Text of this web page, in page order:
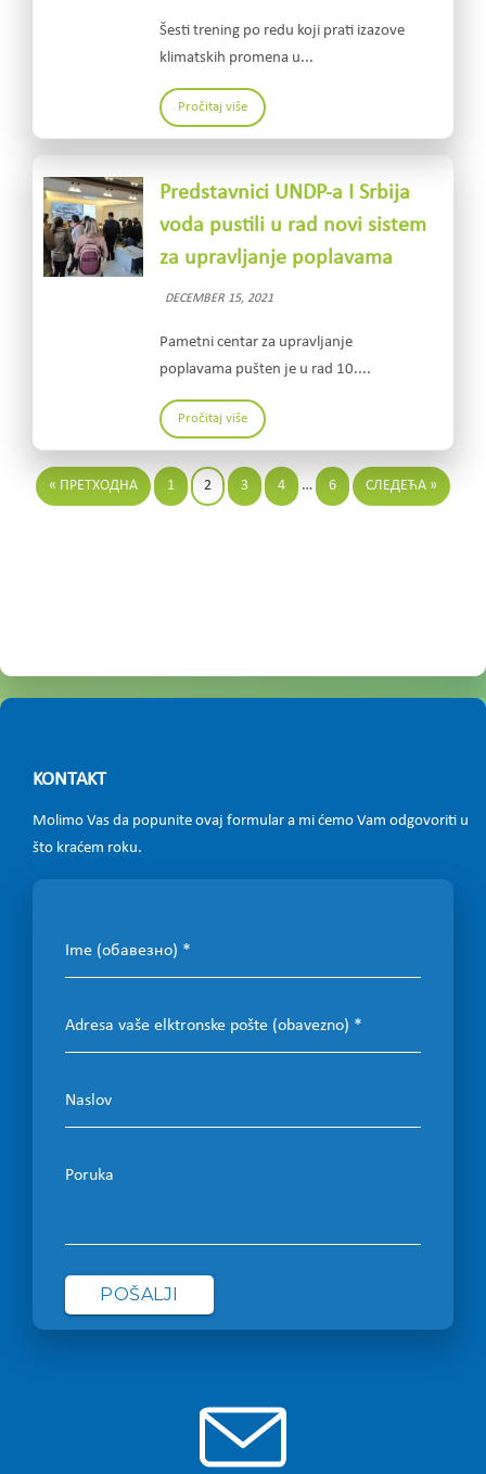
Šesti trening po redu koji prati izazove
klimatskih promena u...
Pročitaj više
Predstavnici UNDP-a I Srbija
voda pustili u rad novi sistem
za upravljanje poplavama
DECEMBER 15, 2021
Pametni centar za upravljanje
poplavama pušten je u rad 10....
Pročitaj više
« ПРЕТХОДНА 1 2 3 4 … 6 СЛЕДЕЋА »
KONTAKT
Molimo Vas da popunite ovaj formular a mi ćemo Vam odgovoriti u
što kraćem roku.
Ime (обавезно)
Adresa vaše elktronske pošte (obavezno)
Naslov
Poruka